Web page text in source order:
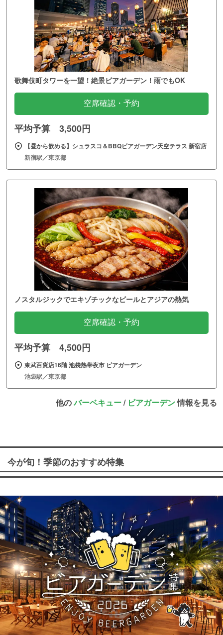
歌舞伎町タワーを一望！絶景ビアガーデン！雨でもOK
空席確認・予約
平均予算 3,500円
【昼から飲める】シュラスコ＆BBQビアガーデン天空テラス 新宿店
新宿駅／東京都
ノスタルジックでエキゾチックなビールとアジアの熱気
空席確認・予約
平均予算 4,500円
東武百貨店16階 池袋熱帯夜市 ビアガーデン
池袋駅／東京都
他のバーベキュー/ ビアガーデン情報を見る
今が旬！季節のおすすめ特集